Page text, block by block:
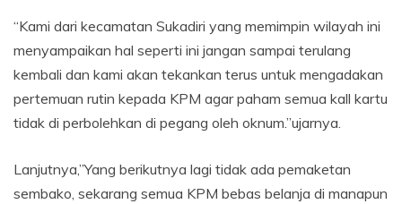
“Kami dari kecamatan Sukadiri yang memimpin wilayah ini
menyampaikan hal seperti ini jangan sampai terulang
kembali dan kami akan tekankan terus untuk mengadakan
pertemuan rutin kepada KPM agar paham semua kall kartu
tidak di perbolehkan di pegang oleh oknum.”ujarnya.
Lanjutnya,”Yang berikutnya lagi tidak ada pemaketan
sembako, sekarang semua KPM bebas belanja di manapun